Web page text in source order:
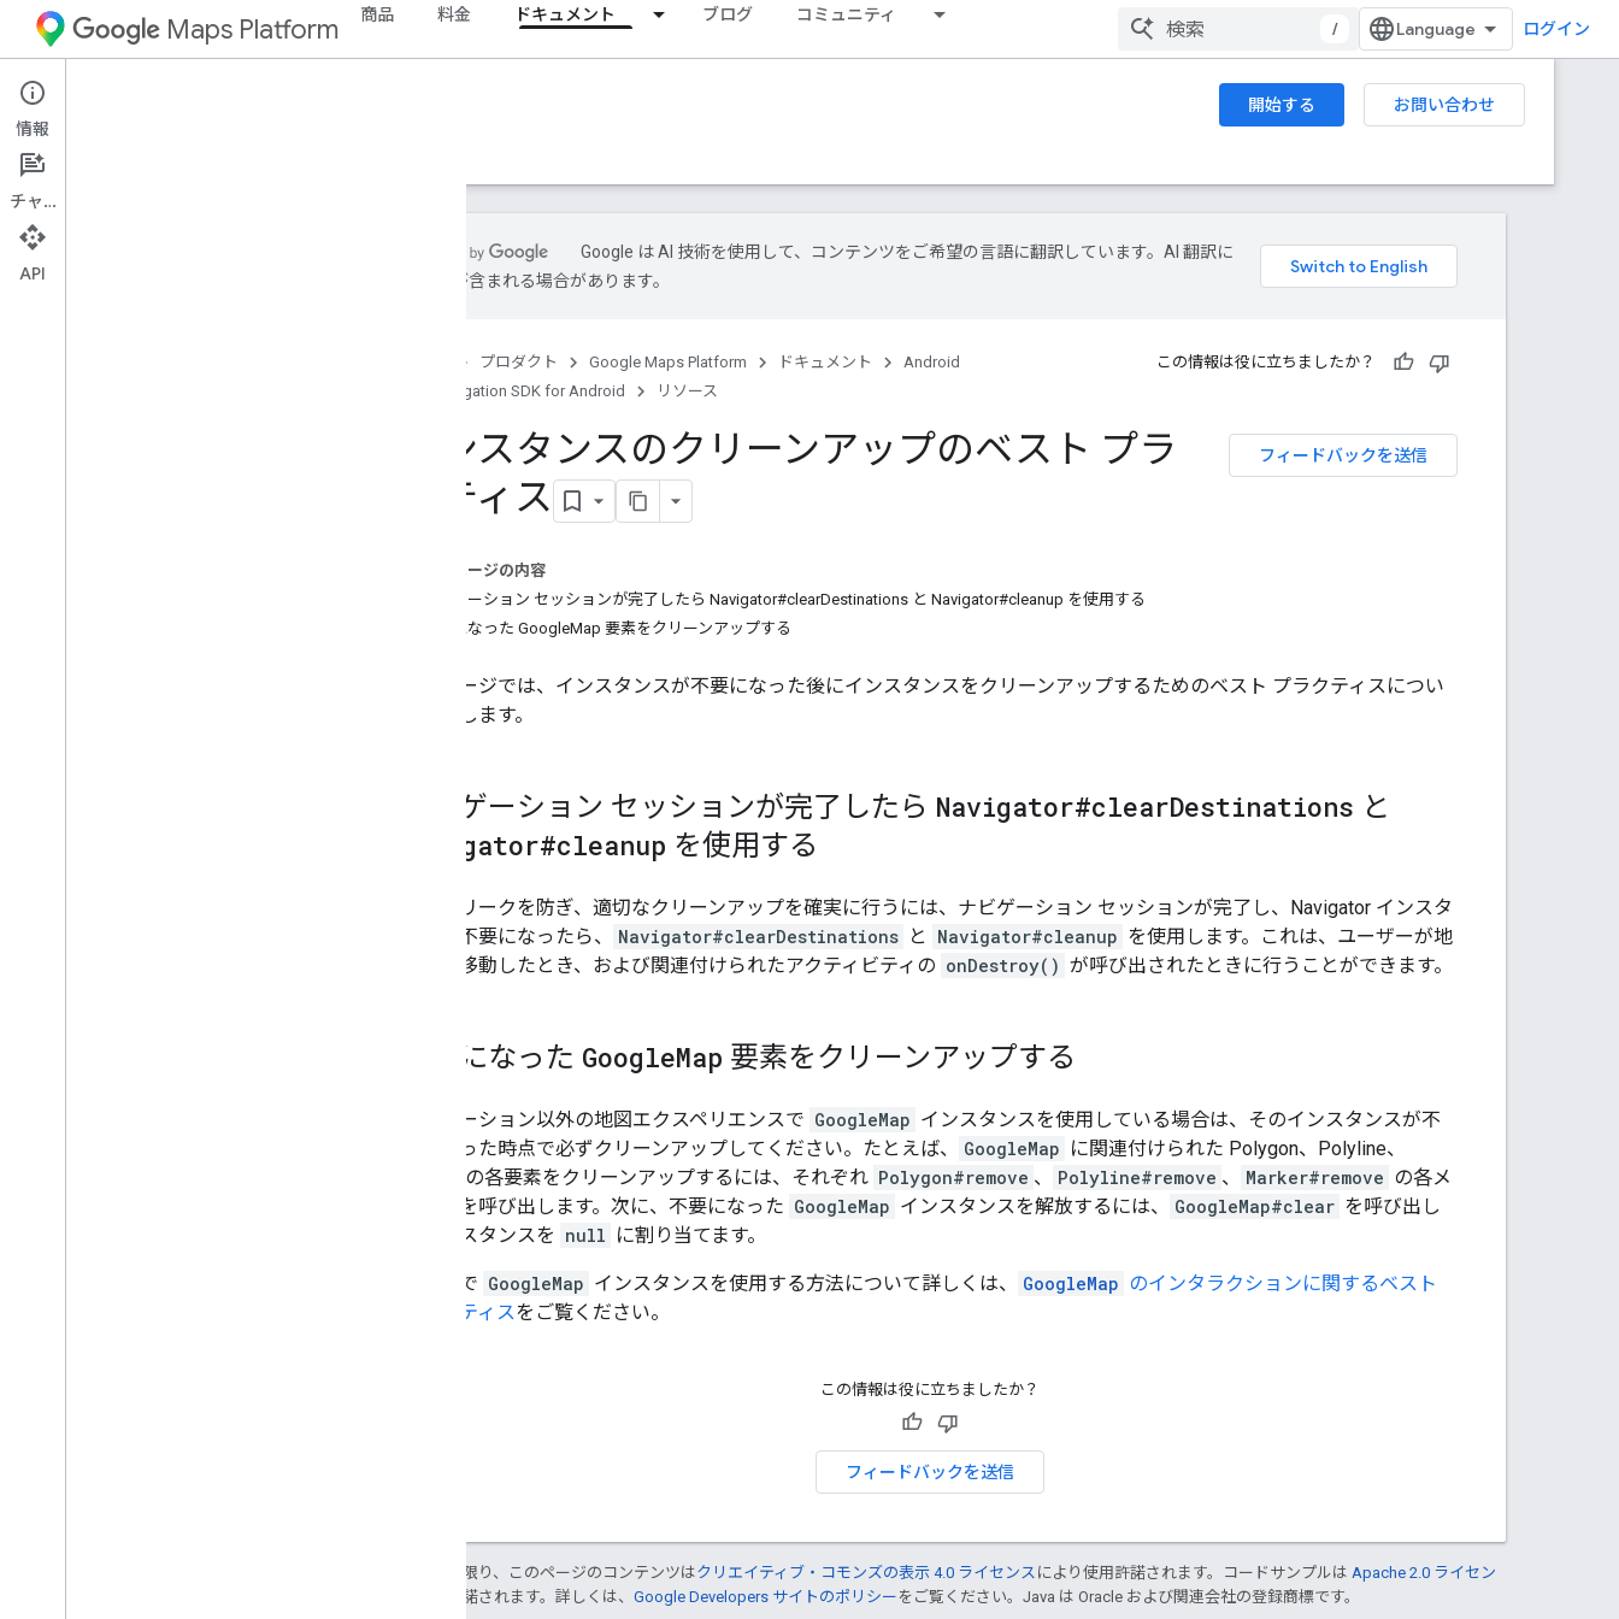
Maps Platform 商品 料金 ドキュメント ブログ コミュニティ
/ ログイン
Android 開始する
お問い合わせ
ガイド
Google は AI 技術を使用して、コンテンツをご希望の言語に翻訳しています。AI 翻訳に
は誤りが含まれる場合があります。
プロダクト Google Maps Platform ドキュメント
Android
Navigation SDK for Android
リソース
この情報は役に立ちましたか？
フィードバックを送信
インスタンスのクリーンアップのベスト プラ
クティス
このページの内容
ナビゲーション セッションが完了したら Navigator#clearDestinations と Navigator#cleanup を使用する
不要になった GoogleMap 要素をクリーンアップする
このページでは、インスタンスが不要になった後にインスタンスをクリーンアップするためのベスト プラクティスについ
て説明します。
ナビゲーション セッションが完了したら Navigator#clearDestinations と
Navigator#cleanup を使用する
メモリリークを防ぎ、適切なクリーンアップを確実に行うには、ナビゲーション セッションが完了し、Navigator インスタ
ンスが不要になったら、
Navigator#clearDestinations と Navigator#cleanup を使用します。これは、ユーザーが地
図から移動したとき、および関連付けられたアクティビティの onDestroy() が呼び出されたときに行うことができます。
不要になった GoogleMap 要素をクリーンアップする
ナビゲーション以外の地図エクスペリエンスで GoogleMap インスタンスを使用している場合は、そのインスタンスが不
要になった時点で必ずクリーンアップしてください。たとえば、
GoogleMap に関連付けられた Polygon、Polyline、
Marker の各要素をクリーンアップするには、それぞれ Polygon#remove 、 Polyline#remove 、 Marker#remove の各メ
ソッドを呼び出します。次に、不要になった GoogleMap インスタンスを解放するには、 GoogleMap#clear を呼び出し
てインスタンスを null に割り当てます。
アプリで GoogleMap インスタンスを使用する方法について詳しくは、 GoogleMap のインタラクションに関するベスト
プラクティスをご覧ください。
この情報は役に立ちましたか？
フィードバックを送信
特に記載のない限り、このページのコンテンツはクリエイティブ・コモンズの表示 4.0 ライセンス により使用許諾されます。コードサンプルは Apache 2.0 ライセン
により使用許諾されます。詳しくは、 Google Developers サイトのポリシー をご覧ください。Java は Oracle および関連会社の登録商標です。
情報
チャット
API